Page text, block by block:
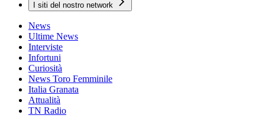
I siti del nostro network
News
Ultime News
Interviste
Infortuni
Curiosità
News Toro Femminile
Italia Granata
Attualità
TN Radio